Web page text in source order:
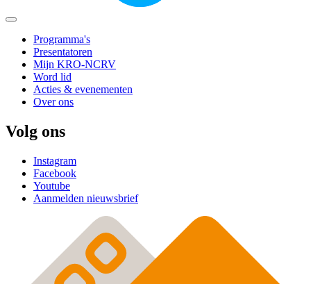
Programma's
Presentatoren
Mijn KRO-NCRV
Word lid
Acties & evenementen
Over ons
Volg ons
Instagram
Facebook
Youtube
Aanmelden nieuwsbrief